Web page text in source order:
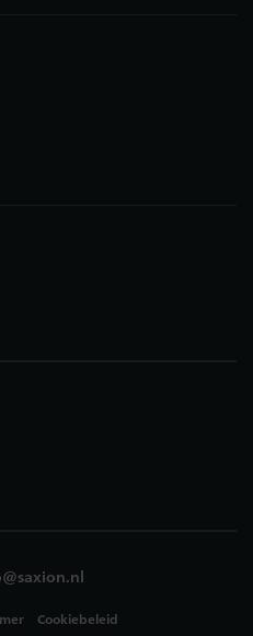
Cookiebeleid